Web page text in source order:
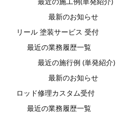
最新のお知らせ
リール 塗装サービス 受付
最近の業務履歴一覧
最近の施行例 (単発紹介)
最新のお知らせ
ロッド修理カスタム受付
最近の業務履歴一覧